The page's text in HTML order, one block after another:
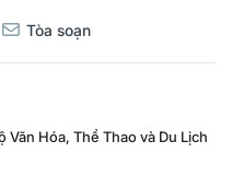
Tòa soạn
Văn Hóa, Thể Thao và Du Lịch